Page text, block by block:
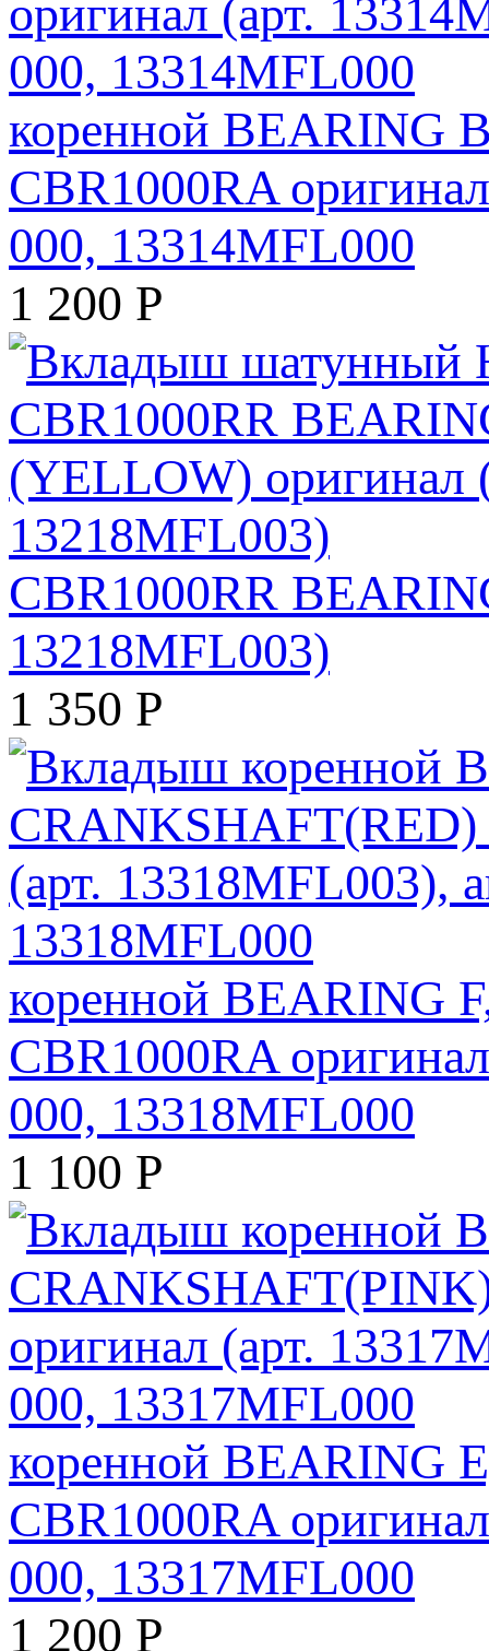
коренной BEARING
CBR1000RA
000, 13314MFL000
1 200 Р
CBR1000RR
13218MFL003)
1 350 Р
коренной BEARING
CBR1000RA
000, 13318MFL000
1 100 Р
коренной BEARING
CBR1000RA
000, 13317MFL000
1 200 Р